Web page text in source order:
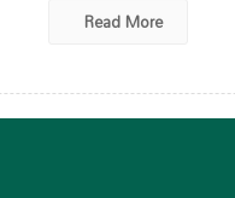
Read More